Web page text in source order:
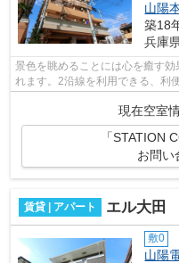
山陽
築18
兵庫
景色を眺めることには心を癒す
れます。2沿線を利用できる、利
現在空室
「STATION
お問い
賃貸 | アパート エル大田
敷0
山陽